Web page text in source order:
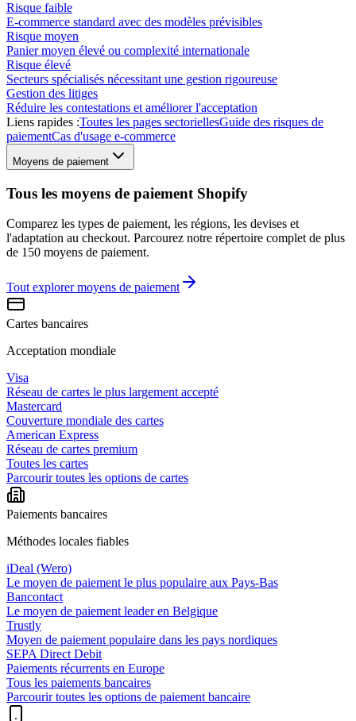
Risque faible
E-commerce standard avec des modèles prévisibles
Risque moyen
Panier moyen élevé ou complexité internationale
Risque élevé
Secteurs spécialisés nécessitant une gestion rigoureuse
Gestion des litiges
Réduire les contestations et améliorer l'acceptation
Liens rapides :Toutes les pages sectoriellesGuide des risques de
paiementCas d'usage e-commerce
Moyens de paiement
Tous les moyens de paiement Shopify
Comparez les types de paiement, les régions, les devises et
l'adaptation au checkout. Parcourez notre répertoire complet de plus
de 150 moyens de paiement.
Tout explorer moyens de paiement
Cartes bancaires
Acceptation mondiale
Visa
Réseau de cartes le plus largement accepté
Mastercard
Couverture mondiale des cartes
American Express
Réseau de cartes premium
Toutes les cartes
Parcourir toutes les options de cartes
Paiements bancaires
Méthodes locales fiables
iDeal (Wero)
Le moyen de paiement le plus populaire aux Pays-Bas
Bancontact
Le moyen de paiement leader en Belgique
Trustly
Moyen de paiement populaire dans les pays nordiques
SEPA Direct Debit
Paiements récurrents en Europe
Tous les paiements bancaires
Parcourir toutes les options de paiement bancaire